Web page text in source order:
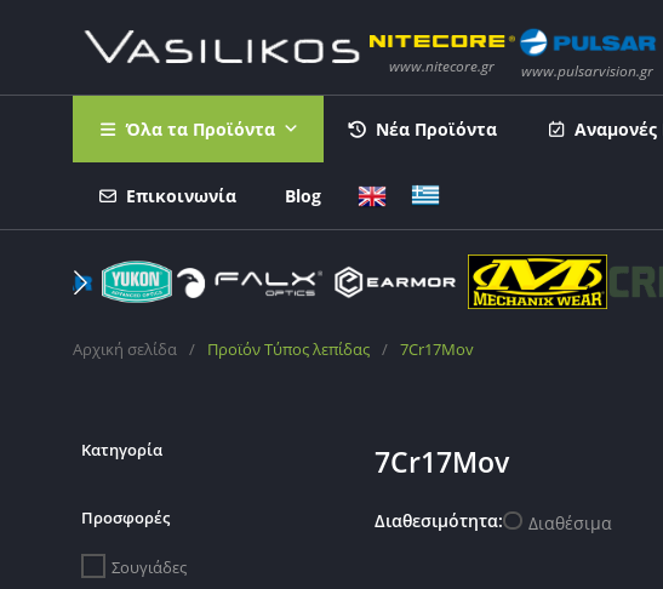
Όλα τα Προϊόντα Νέα Προϊόντα
Επικοινωνία Blog
Αρχική σελίδα / Προϊόν Τύπος λεπίδας / 7Cr17Mov
7Cr17Mov
Διαθεσιμότητα: Διαθέσιμα
Κατηγορία
Προσφορές
Σουγιάδες